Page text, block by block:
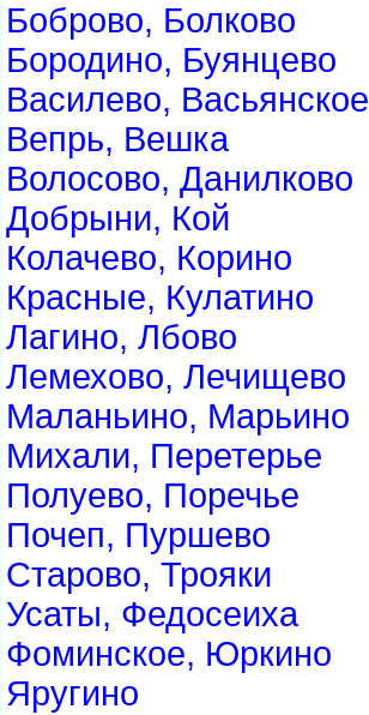
Боброво, Болково
Бородино, Буянцево
Василево, Васьянское
Вепрь, Вешка
Волосово, Данилково
Добрыни, Кой
Колачево, Корино
Красные, Кулатино
Лагино, Лбово
Лемехово, Лечищево
Маланьино, Марьино
Михали, Перетерье
Полуево, Поречье
Почеп, Пуршево
Старово, Трояки
Усаты, Федосеиха
Фоминское, Юркино
Яругино